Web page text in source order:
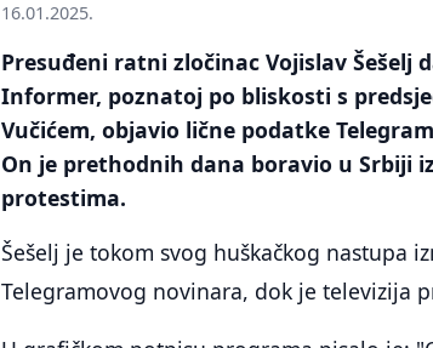
16.01.2025.
Presuđeni ratni zločinac Vojislav Šešelj
Informer, poznatoj po bliskosti s
Vučićem, objavio lične podatke
On je prethodnih dana boravio u Srbiji
protestima.
Šešelj je tokom svog huškačkog nastupa
Telegramovog novinara, dok je televizija